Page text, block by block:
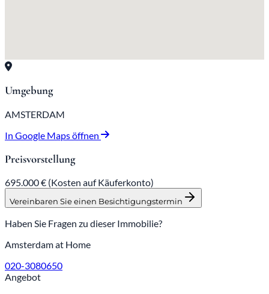
Umgebung
AMSTERDAM
In Google Maps öffnen
Preisvorstellung
695.000 € (Kosten auf Käuferkonto)
Vereinbaren Sie einen Besichtigungstermin
Haben Sie Fragen zu dieser Immobilie?
Amsterdam at Home
020-3080650
Angebot